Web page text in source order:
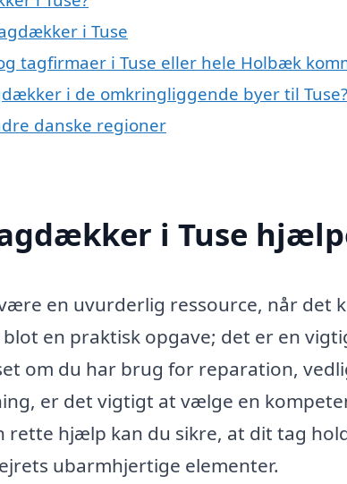
i Tuse
tagfirmaer i Tuse eller hele Holbæk
i de omkringliggende byer til Tuse?
danske regioner
i Tuse
en uvurderlig ressource, når det
en praktisk opgave; det er en
om du har brug for reparation,
er det vigtigt at vælge en
rette hjælp kan du sikre, at dit tag
ubarmhjertige elementer.